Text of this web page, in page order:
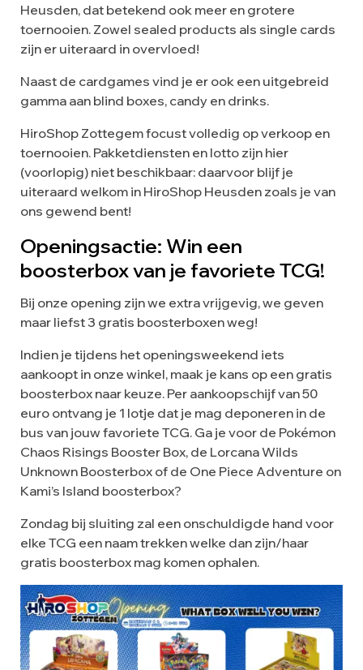
Heusden, dat betekend ook meer en grotere
toernooien. Zowel sealed products als single cards
zijn er uiteraard in overvloed!
Naast de cardgames vind je er ook een uitgebreid
gamma aan blind boxes, candy en drinks.
HiroShop Zottegem focust volledig op verkoop en
toernooien. Pakketdiensten en lotto zijn hier
(voorlopig) niet beschikbaar: daarvoor blijf je
uiteraard welkom in HiroShop Heusden zoals je van
ons gewend bent!
Openingsactie: Win een
boosterbox van je favoriete TCG!
Bij onze opening zijn we extra vrijgevig, we geven
maar liefst 3 gratis boosterboxen weg!
Indien je tijdens het openingsweekend iets
aankoopt in onze winkel, maak je kans op een gratis
boosterbox naar keuze. Per aankoopschijf van 50
euro ontvang je 1 lotje dat je mag deponeren in de
bus van jouw favoriete TCG. Ga je voor de Pokémon
Chaos Risings Booster Box, de Lorcana Wilds
Unknown Boosterbox of de One Piece Adventure on
Kami’s Island boosterbox?
Zondag bij sluiting zal een onschuldigde hand voor
elke TCG een naam trekken welke dan zijn/haar
gratis boosterbox mag komen ophalen.